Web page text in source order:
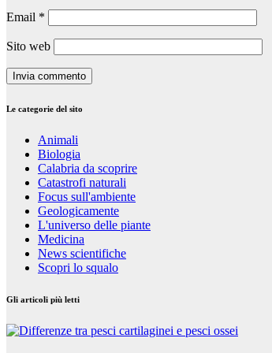
Email *
Sito web
Le categorie del sito
Animali
Biologia
Calabria da scoprire
Catastrofi naturali
Focus sull'ambiente
Geologicamente
L'universo delle piante
Medicina
News scientifiche
Scopri lo squalo
Gli articoli più letti